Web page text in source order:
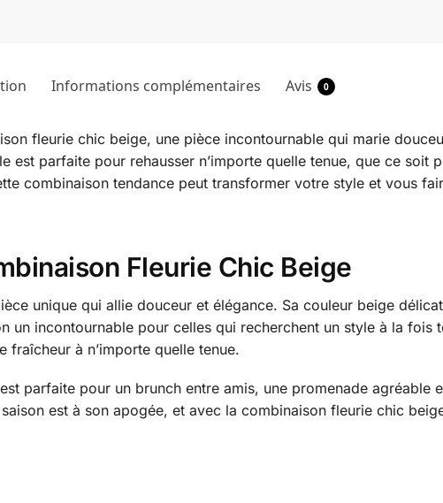
Informations complémentaires Avis 0
fleurie chic beige, une pièce incontournable qui marie
est parfaite pour rehausser n’importe quelle tenue, que ce soit
combinaison tendance peut transformer votre style et vous
Fleurie Chic Beige
unique qui allie douceur et élégance. Sa couleur beige
un incontournable pour celles qui recherchent un style à la fois
à n’importe quelle tenue.
parfaite pour un brunch entre amis, une promenade agréable
est à son apogée, et avec la combinaison fleurie chic